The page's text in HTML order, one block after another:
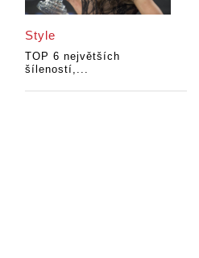
Style
TOP 6 největších
šíleností,...